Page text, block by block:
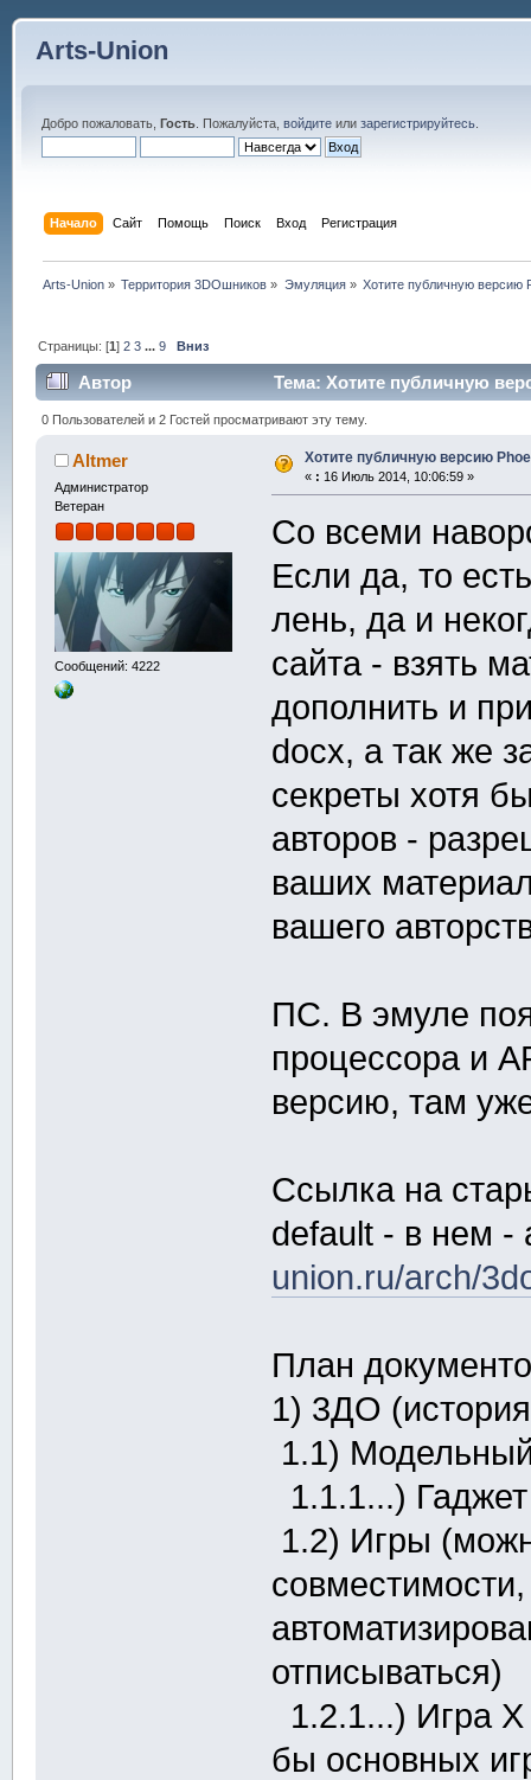
Arts-Union
Добро пожаловать, Гость. Пожалуйста, войдитеили зарегистрируйтесь.
Начало Сайт Помощь Поиск Вход Регистрация
Arts-Union » Территория 3DOшников » Эмуляция» Хотите публичную версию
Страницы: [1]2 3 ...9 Вниз
Автор Тема: Хотите публичную
0 Пользователей и 2 Гостей просматривают эту тему.
Altmer
Администратор
Ветеран
Сообщений: 4222
Хотите публичную версию
« : 16 Июль 2014, 10:06:59 »
Со всеми
Если да, то
лень, да и
сайта - взять
дополнить и
docx, а так же
секреты хотя
авторов -
ваших
вашего
ПС. В эмуле
процессора и
версию, там
Ссылка на
default - в нем -
union.ru/arch/
План
1) 3ДО
1.1)
1.1.1...)
1.2) Игры
отписываться)
1.2.1...) Игра
бы основных